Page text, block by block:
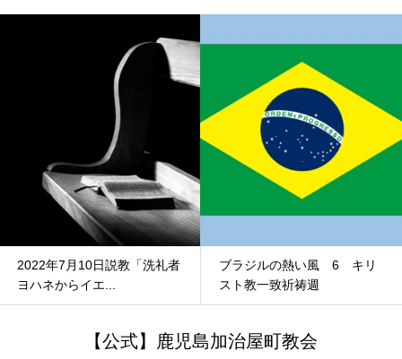
2022年7月10日説教「洗礼者
ヨハネからイエ...
ブラジルの熱い風 6 キリ
スト教一致祈祷週
【公式】鹿児島加治屋町教会